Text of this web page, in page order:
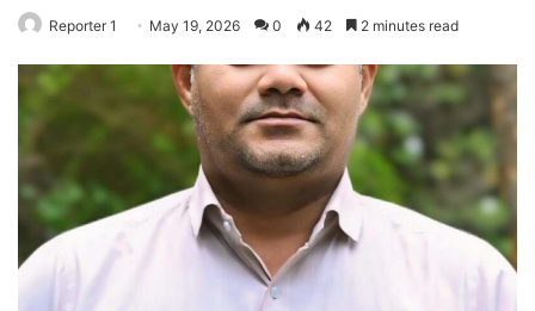
Reporter 1 May 19, 2026 0 42 2 minutes read